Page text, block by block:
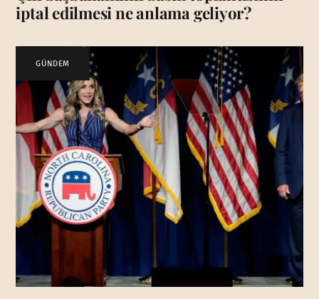
iptal edilmesi ne anlama geliyor?
GÜNDEM